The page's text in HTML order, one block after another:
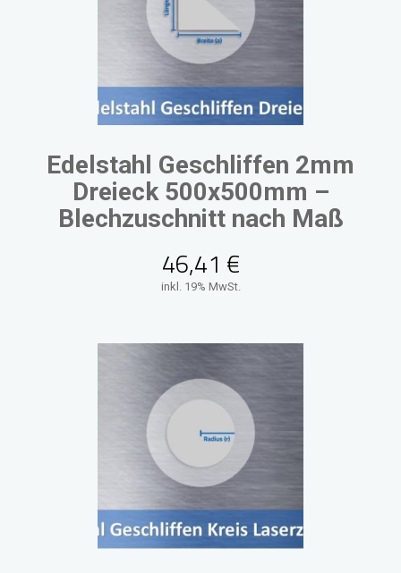
Edelstahl Geschliffen 2mm
Dreieck 500x500mm –
Blechzuschnitt nach Maß
46,41 €
inkl. 19% MwSt.